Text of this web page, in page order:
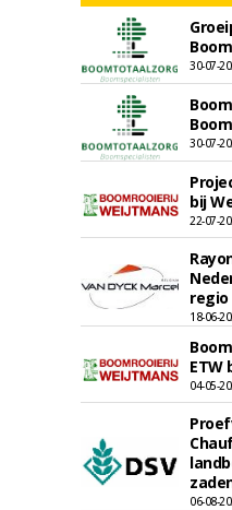
30-07-
30-07-
bij
22-07-
regio
18-06-
ETW
04-05-
06-08-